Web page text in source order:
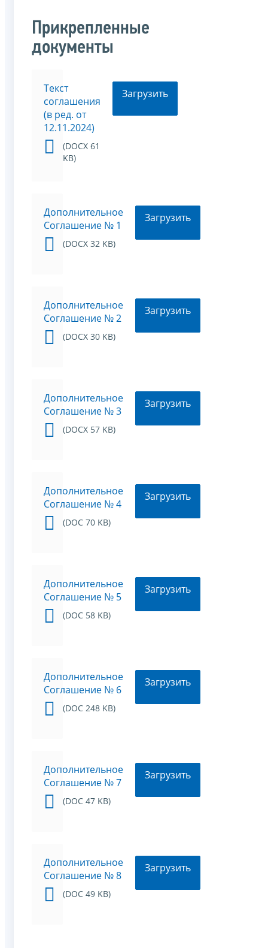
Прикрепленные
документы
Текст
соглашения
(в ред. от
12.11.2024)
(DOCX 61
KB)
Загрузить
Дополнительное
Соглашение № 1
(DOCX 32 KB)
Загрузить
Дополнительное
Соглашение № 2
(DOCX 30 KB)
Загрузить
Дополнительное
Соглашение № 3
(DOCX 57 KB)
Загрузить
Дополнительное
Соглашение № 4
(DOC 70 KB)
Загрузить
Дополнительное
Соглашение № 5
(DOC 58 KB)
Загрузить
Дополнительное
Соглашение № 6
(DOC 248 KB)
Загрузить
Дополнительное
Соглашение № 7
(DOC 47 KB)
Загрузить
Дополнительное
Соглашение № 8
(DOC 49 KB)
Загрузить